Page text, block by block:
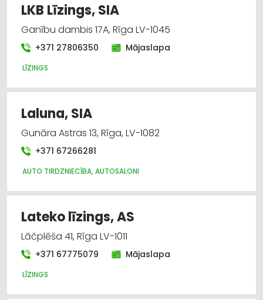
LKB Līzings, SIA
Ganību dambis 17A, Rīga LV-1045
+371 27806350 Mājaslapa
LĪZINGS
Laluna, SIA
Gunāra Astras 13, Rīga, LV-1082
+371 67266281
AUTO TIRDZNIECĪBA, AUTOSALONI
Lateko līzings, AS
Lāčplēša 41, Rīga LV-1011
+371 67775079 Mājaslapa
LĪZINGS